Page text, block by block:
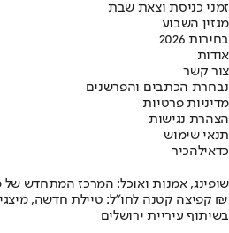
זמני כניסת וצאת שבת
מגזין השבוע
בחירות 2026
אודות
צור קשר
נבחרת הכתבים והפרשנים
מדיניות פרטיות
הצהרת נגישות
תנאי שימוש
כדאילהכיר
שופינג, אמנות ואוכל: המרכז המתחדש של
קפיצה קטנה לחו"ל: טיילת חדשה, מיצגי אמנות, וכיכרות משופצות בהשקעה של 100 מיליון ₪
בשיתוף עיריית ירושלים